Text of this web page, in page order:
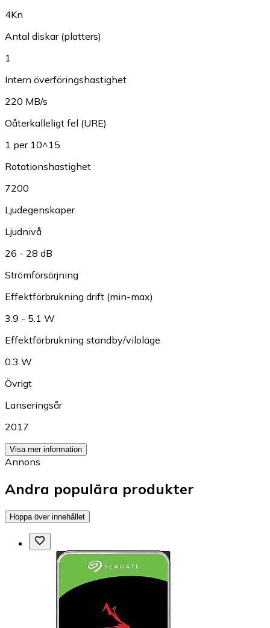
4Kn
Antal diskar (platters)
1
Intern överföringshastighet
220 MB/s
Oåterkalleligt fel (URE)
1 per 10^15
Rotationshastighet
7200
Ljudegenskaper
Ljudnivå
26 - 28 dB
Strömförsörjning
Effektförbrukning drift (min-max)
3.9 - 5.1 W
Effektförbrukning standby/viloläge
0.3 W
Övrigt
Lanseringsår
2017
Visa mer information
Annons
Andra populära produkter
Hoppa över innehållet